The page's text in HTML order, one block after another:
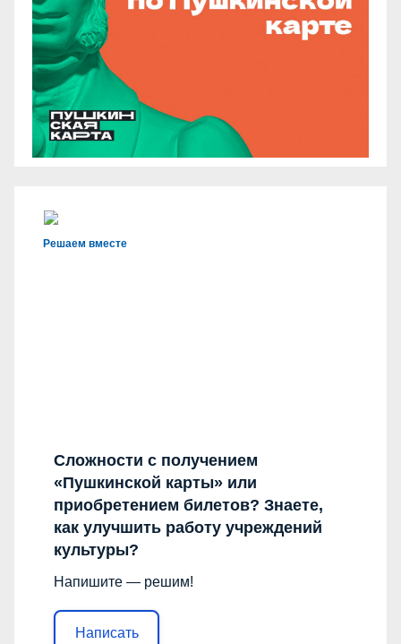
Решаем вместе
Сложности с получением
«Пушкинской карты» или
приобретением билетов? Знаете,
как улучшить работу учреждений
культуры?
Напишите — решим!
Написать